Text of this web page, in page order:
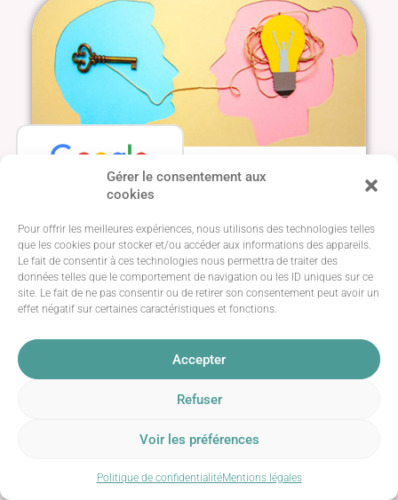
Gérer le consentement aux
cookies
Pour offrir les meilleures expériences, nous utilisons des technologies telles
que les cookies pour stocker et/ou accéder aux informations des appareils.
Le fait de consentir à ces technologies nous permettra de traiter des
données telles que le comportement de navigation ou les ID uniques sur ce
site. Le fait de ne pas consentir ou de retirer son consentement peut avoir un
effet négatif sur certaines caractéristiques et fonctions.
Accepter
Refuser
Voir les préférences
Politique de confidentialitéMentions légales
Formation psychopathologie dans la
Vous travaillez dans la relation d’aide et vous
souhaitez vous sentir plus à l’aise dans votre
pratique, maîtriser des notions concrètes et
essentielles de la psychologie, alors cette
est faite pour vous.
Prérequis : ouvert à ceux travaillant dans
la relation d'aide
4 jours en présentiel ou en distanciel en
visio via zoom
Support écrit
Basée sur